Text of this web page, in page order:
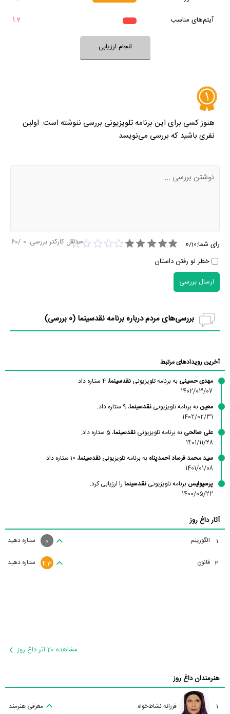
نظر خود را ثبت کنید
آیتم‌های مناسب
1.2
انجام ارزیابی
هنوز کسی برای این برنامه تلویزیونی بررسی ننوشته است. اولین
نفری باشید که بررسی می‌نویسد
رای شما: 0/10
خطر لو رفتن داستان
حداقل کارکتر بررسی: 0
/60
ارسال بررسی
بررسی‌های مردم درباره برنامه نقدسینما (0 بررسی)
آخرین رویدادهای مرتبط
مهدی حسینی به برنامه تلویزیونی نقدسینما، 4 ستاره داد.
1402/03/07
معین به برنامه تلویزیونی نقدسینما، 9 ستاره داد.
1402/02/31
علی صالحی به برنامه تلویزیونی نقدسینما، 5 ستاره داد.
1401/11/28
سید محمد فرساد احمدپناه به برنامه تلویزیونی نقدسینما، 10 ستاره داد.
1401/01/08
پرسپولیس برنامه تلویزیونی نقدسینما را ارزیابی کرد.
1400/05/22
آثار داغ روز
1 الگوریتم ستاره دهید 0
2 قانون ستاره دهید 4.3
مشاهده 20 اثر داغ روز
هنرمندان داغ روز
1 فرزانه نشاط‌خواه معرفی هنرمند